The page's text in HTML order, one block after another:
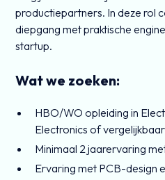
productiepartners. In deze rol
diepgang met praktische
startup.
Wat we zoeken:
HBO/WO opleiding in
Electronics of vergelijkbaar
Minimaal 2 jaarervaring
Ervaring met PCB-design